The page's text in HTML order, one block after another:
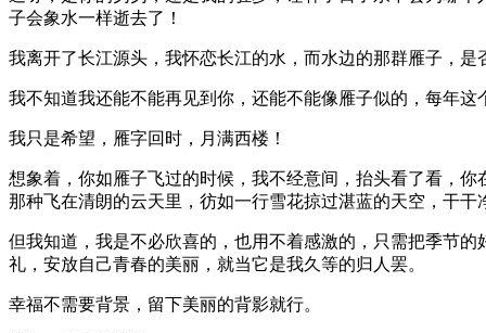
子会象水一样逝去了！
我离开了长江源头，我怀恋长江的水，而水边的那群雁子，是
我不知道我还能不能再见到你，还能不能像雁子似的，每年
我只是希望，雁字回时，月满西楼！
想象着，你如雁子飞过的时候，我不经意间，抬头看了看，
那种飞在清朗的云天里，彷如一行雪花掠过湛蓝的天空，干干
但我知道，我是不必欣喜的，也用不着感激的，只需把季节
礼，安放自己青春的美丽，就当它是我久等的归人罢。
幸福不需要背景，留下美丽的背影就行。